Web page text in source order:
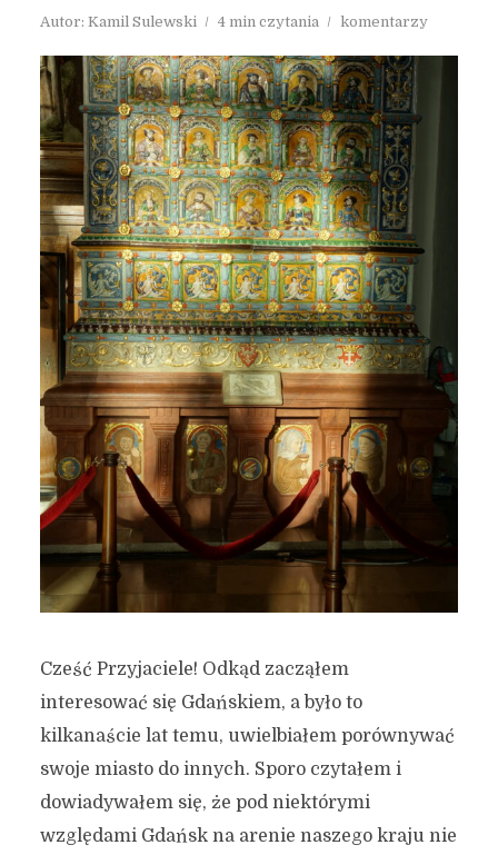
Autor: Kamil Sulewski 4 min czytania komentarzy
Cześć Przyjaciele! Odkąd zacząłem
interesować się Gdańskiem, a było to
kilkanaście lat temu, uwielbiałem porównywać
swoje miasto do innych. Sporo czytałem i
dowiadywałem się, że pod niektórymi
względami Gdańsk na arenie naszego kraju nie